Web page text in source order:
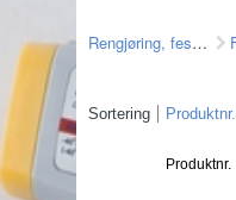
Rengjøring, feste mm
Sortering Produktnr.
Produktnr.